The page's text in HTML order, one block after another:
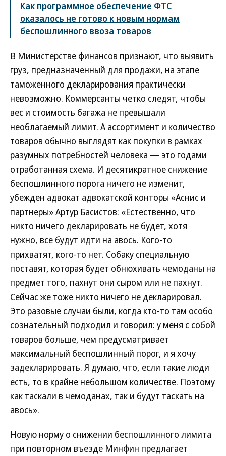
Как программное обеспечение ФТС
оказалось не готово к новым нормам
беспошлинного ввоза товаров
В Министерстве финансов признают, что выявить
груз, предназначенный для продажи, на этапе
таможенного декларирования практически
невозможно. Коммерсанты четко следят, чтобы
вес и стоимость багажа не превышали
необлагаемый лимит. А ассортимент и количество
товаров обычно выглядят как покупки в рамках
разумных потребностей человека — это годами
отработанная схема. И десятикратное снижение
беспошлинного порога ничего не изменит,
убежден адвокат адвокатской конторы «Аснис и
партнеры» Артур Басистов: «Естественно, что
никто ничего декларировать не будет, хотя
нужно, все будут идти на авось. Кого-то
прихватят, кого-то нет. Собаку специальную
поставят, которая будет обнюхивать чемоданы на
предмет того, пахнут они сыром или не пахнут.
Сейчас же тоже никто ничего не декларировал.
Это разовые случаи были, когда кто-то там особо
сознательный подходил и говорил: у меня с собой
товаров больше, чем предусматривает
максимальный беспошлинный порог, и я хочу
задекларировать. Я думаю, что, если такие люди
есть, то в крайне небольшом количестве. Поэтому
как таскали в чемоданах, так и будут таскать на
авось».
Новую норму о снижении беспошлинного лимита
при повторном въезде Минфин предлагает